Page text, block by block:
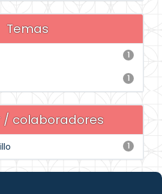
Temas
1
1
/ colaboradores
1